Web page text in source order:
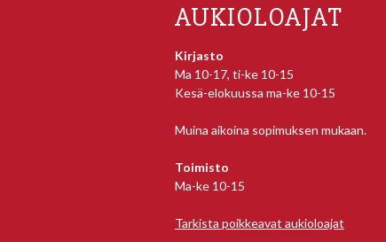
AUKIOLOAJAT
Kirjasto
Ma 10-17, ti-ke 10-15
Kesä-elokuussa ma-ke 10-15
Muina aikoina sopimuksen mukaan.
Toimisto
Ma-ke 10-15
Tarkista poikkeavat aukioloajat